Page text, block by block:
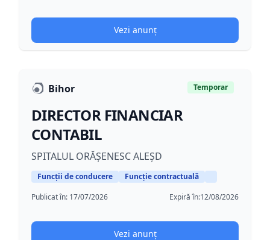
Vezi anunț
Bihor Temporar
DIRECTOR FINANCIAR
CONTABIL
SPITALUL ORĂȘENESC ALEȘD
Funcții de conducere
Funcție contractuală
Publicat în: 17/07/2026 Expiră în:12/08/2026
Vezi anunț